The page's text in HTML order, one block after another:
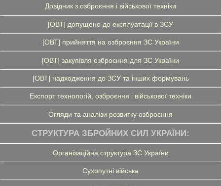
Довідник з озброєння і військової техніки
[ОВТ] допущено до експлуатації в ЗСУ
[ОВТ] прийняття на озброєння ЗС України
[ОВТ] закупівля озброєння для ЗС України
[ОВТ] надходження до ЗСУ та інших формувань
Експорт технологій, озброєння і військової техніки
Огляди та аналізи розвитку озброєння
СТРУКТУРА ЗБРОЙНИХ СИЛ УКРАЇНИ:
Організаційна структура ЗС України
Сухопутні війська